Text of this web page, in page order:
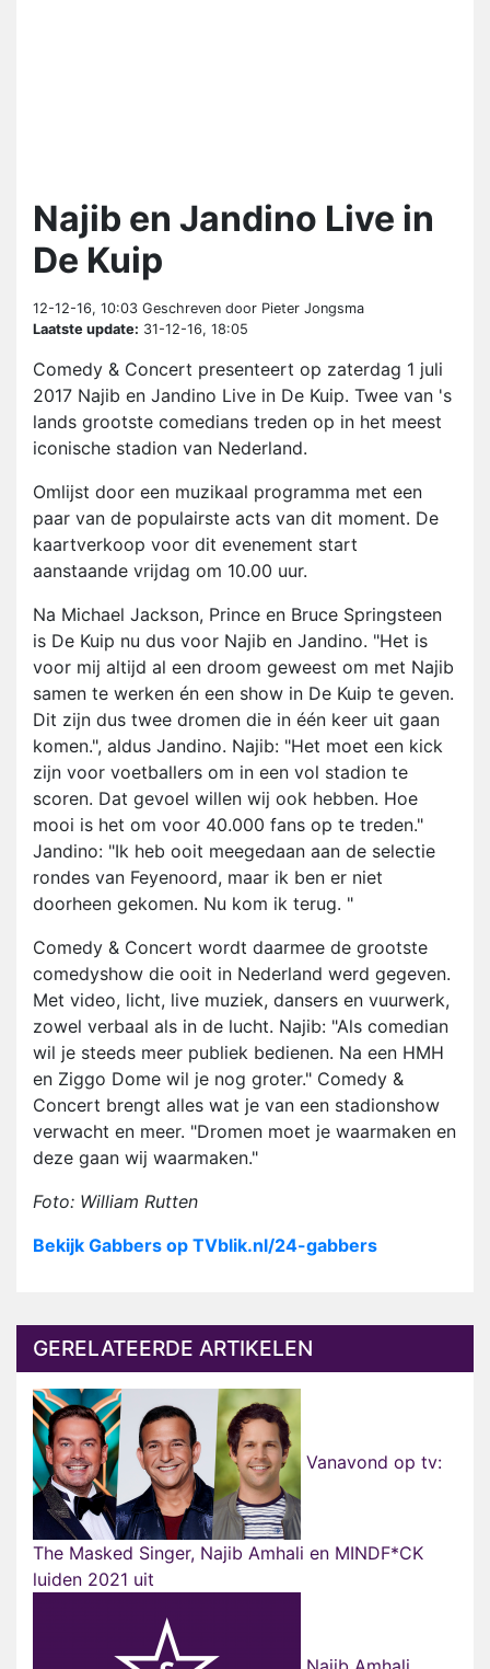
Najib en Jandino Live in
De Kuip
12-12-16, 10:03 Geschreven door Pieter Jongsma
Laatste update: 31-12-16, 18:05
Comedy & Concert presenteert op zaterdag 1 juli
2017 Najib en Jandino Live in De Kuip. Twee van 's
lands grootste comedians treden op in het meest
iconische stadion van Nederland.
Omlijst door een muzikaal programma met een
paar van de populairste acts van dit moment. De
kaartverkoop voor dit evenement start
aanstaande vrijdag om 10.00 uur.
Na Michael Jackson, Prince en Bruce Springsteen
is De Kuip nu dus voor Najib en Jandino. "Het is
voor mij altijd al een droom geweest om met Najib
samen te werken én een show in De Kuip te geven.
Dit zijn dus twee dromen die in één keer uit gaan
komen.", aldus Jandino. Najib: "Het moet een kick
zijn voor voetballers om in een vol stadion te
scoren. Dat gevoel willen wij ook hebben. Hoe
mooi is het om voor 40.000 fans op te treden."
Jandino: "Ik heb ooit meegedaan aan de selectie
rondes van Feyenoord, maar ik ben er niet
doorheen gekomen. Nu kom ik terug. "
Comedy & Concert wordt daarmee de grootste
comedyshow die ooit in Nederland werd gegeven.
Met video, licht, live muziek, dansers en vuurwerk,
zowel verbaal als in de lucht. Najib: "Als comedian
wil je steeds meer publiek bedienen. Na een HMH
en Ziggo Dome wil je nog groter." Comedy &
Concert brengt alles wat je van een stadionshow
verwacht en meer. "Dromen moet je waarmaken en
deze gaan wij waarmaken."
Foto: William Rutten
Bekijk Gabbers op TVblik.nl/24-gabbers
GERELATEERDE ARTIKELEN
Vanavond op tv:
The Masked Singer, Najib Amhali en MINDF*CK
luiden 2021 uit